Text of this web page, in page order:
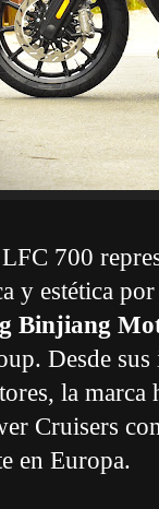
700
y estética
Binjiang
Desde
la marca
Cruisers
en Europa.